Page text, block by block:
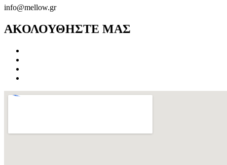
info@mellow.gr
ΑΚΟΛΟΥΘΗΣΤΕ ΜΑΣ